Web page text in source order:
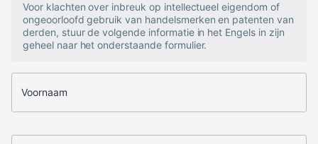
Voor klachten over inbreuk op intellectueel eigendom of
ongeoorloofd gebruik van handelsmerken en patenten van
derden, stuur de volgende informatie in het Engels in zijn
geheel naar het onderstaande formulier.
Voornaam